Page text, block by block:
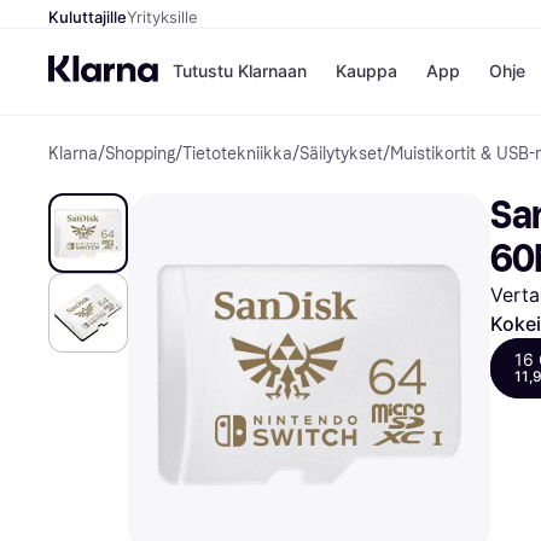
KuluttajilleYrityksille
Tutustu Klarnaan Kauppa
Kaupat
Gigantti
H&M
Peten
Wolt
App Ohje
Klarna/Shopping/Tietotekniikka/Säilytykset/Muistikortit &
16